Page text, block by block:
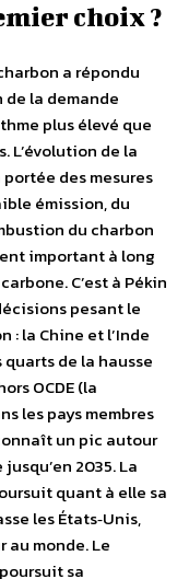
choix ?
a répondu
la demande
plus élevé que
L’évolution de la
des mesures
émission, du
du charbon
important à long
C’est à Pékin
pesant le
: la Chine et l’Inde
de la hausse
OCDE (la
les pays membres
un pic autour
2035. La
quant à elle sa
les États‐Unis,
au monde. Le
sa